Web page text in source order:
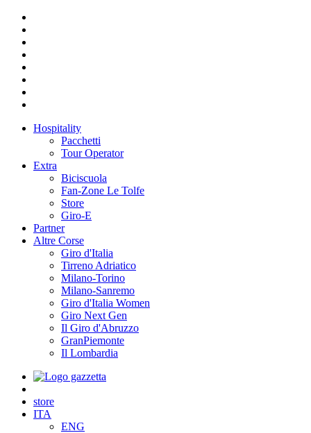
Hospitality
Pacchetti
Tour Operator
Extra
Biciscuola
Fan-Zone Le Tolfe
Store
Giro-E
Partner
Altre Corse
Giro d'Italia
Tirreno Adriatico
Milano-Torino
Milano-Sanremo
Giro d'Italia Women
Giro Next Gen
Il Giro d'Abruzzo
GranPiemonte
Il Lombardia
store
ITA
ENG